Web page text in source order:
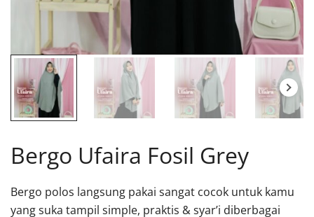
Bergo Ufaira Fosil Grey
Bergo polos langsung pakai sangat cocok untuk kamu
yang suka tampil simple, praktis & syar’i diberbagai